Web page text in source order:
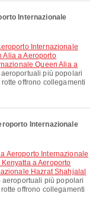
Internazionale
Alia a Aeroporto
Queen Alia a
più popolari
offrono collegamenti
Internazionale
a Aeroporto
Hazrat Shahjalal
aeroportuali più popolari
offrono collegamenti